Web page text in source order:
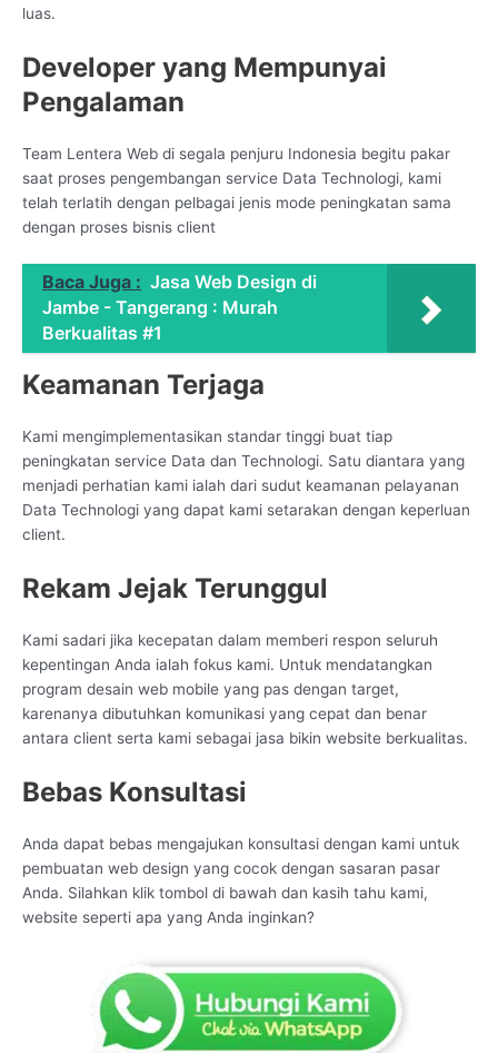
luas.
Developer yang Mempunyai
Pengalaman
Team Lentera Web di segala penjuru Indonesia begitu pakar
saat proses pengembangan service Data Technologi, kami
telah terlatih dengan pelbagai jenis mode peningkatan sama
dengan proses bisnis client
Baca Juga : Jasa Web Design di
Jambe - Tangerang : Murah
Berkualitas #1
Keamanan Terjaga
Kami mengimplementasikan standar tinggi buat tiap
peningkatan service Data dan Technologi. Satu diantara yang
menjadi perhatian kami ialah dari sudut keamanan pelayanan
Data Technologi yang dapat kami setarakan dengan keperluan
client.
Rekam Jejak Terunggul
Kami sadari jika kecepatan dalam memberi respon seluruh
kepentingan Anda ialah fokus kami. Untuk mendatangkan
program desain web mobile yang pas dengan target,
karenanya dibutuhkan komunikasi yang cepat dan benar
antara client serta kami sebagai jasa bikin website berkualitas.
Bebas Konsultasi
Anda dapat bebas mengajukan konsultasi dengan kami untuk
pembuatan web design yang cocok dengan sasaran pasar
Anda. Silahkan klik tombol di bawah dan kasih tahu kami,
website seperti apa yang Anda inginkan?